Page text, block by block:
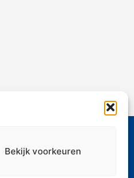
Bekijk voorkeuren